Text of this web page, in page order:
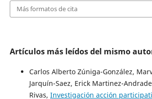
Más formatos de cita
Artículos más leídos del mismo
Carlos Alberto Zúniga-González,
Jarquín-Saez, Erick Martinez-
Rivas, Investigación acción